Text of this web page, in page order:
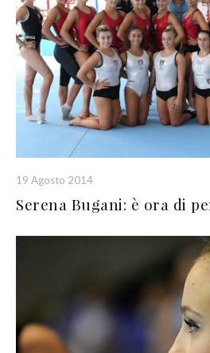
19 Agosto 2014
Serena Bugani: è ora di